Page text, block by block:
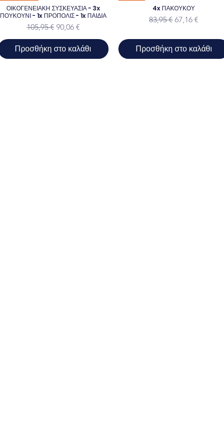
ΟΙΚΟΓΕΝΕΙΑΚΗ ΣΥΣΚΕΥΑΣΙΑ - 3x
ΠΟΥΚΟΥΝΙ - 1x ΠΡΟΠΟΛΙΣ - 1x ΠΑΙΔΙΑ
Κανονική τιμή
105,95 € Τιμή Έκπτωσης
90,06 €
Προσθήκη στο καλάθι
4x ΠΑΚΟΥΚΟΥ
Κανονική τιμή
83,95 €Τιμή Έκπτωσης
67,16 €
Προσθήκη στο καλάθι